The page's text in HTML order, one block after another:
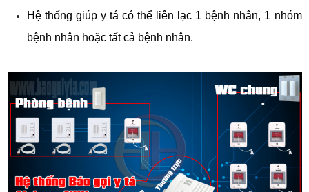
Hệ thống giúp y tá có thể liên lạc 1 bệnh nhân, 1 nhóm
bệnh nhân hoặc tất cả bệnh nhân.